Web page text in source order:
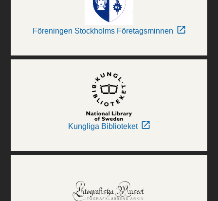
Föreningen Stockholms Företagsminnen
Kungliga Biblioteket